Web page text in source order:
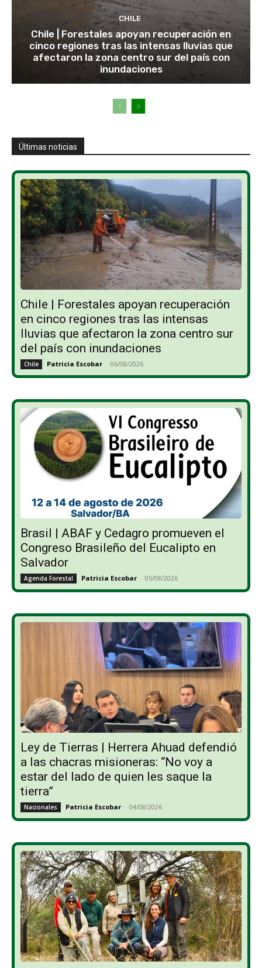
CHILE
Chile | Forestales apoyan recuperación en
cinco regiones tras las intensas lluvias que
afectaron la zona centro sur del país con
inundaciones
Últimas noticias
Chile | Forestales apoyan recuperación
en cinco regiones tras las intensas
lluvias que afectaron la zona centro sur
del país con inundaciones
Chile Patricia Escobar - 06/08/2026
Brasil | ABAF y Cedagro promueven el
Congreso Brasileño del Eucalipto en
Salvador
Agenda Forestal Patricia Escobar - 05/08/2026
Ley de Tierras | Herrera Ahuad defendió
a las chacras misioneras: “No voy a
estar del lado de quien les saque la
tierra”
Nacionales Patricia Escobar - 04/08/2026